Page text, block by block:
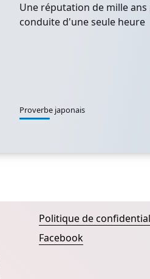
Une réputation de mille
conduite d'une seule heure
Proverbe japonais
Politique de
Facebook